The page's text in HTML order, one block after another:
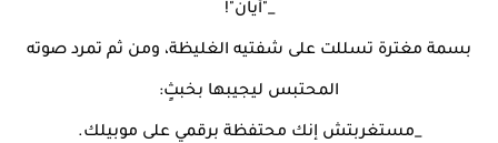
_"أيان"!
بسمة مغترة تسللت على شفتيه الغليظة، ومن ثم تمرد صوته
المحتبس ليجيبها بخبثٍ:
_مستغربتش إنك محتفظة برقمي على موبيلك.